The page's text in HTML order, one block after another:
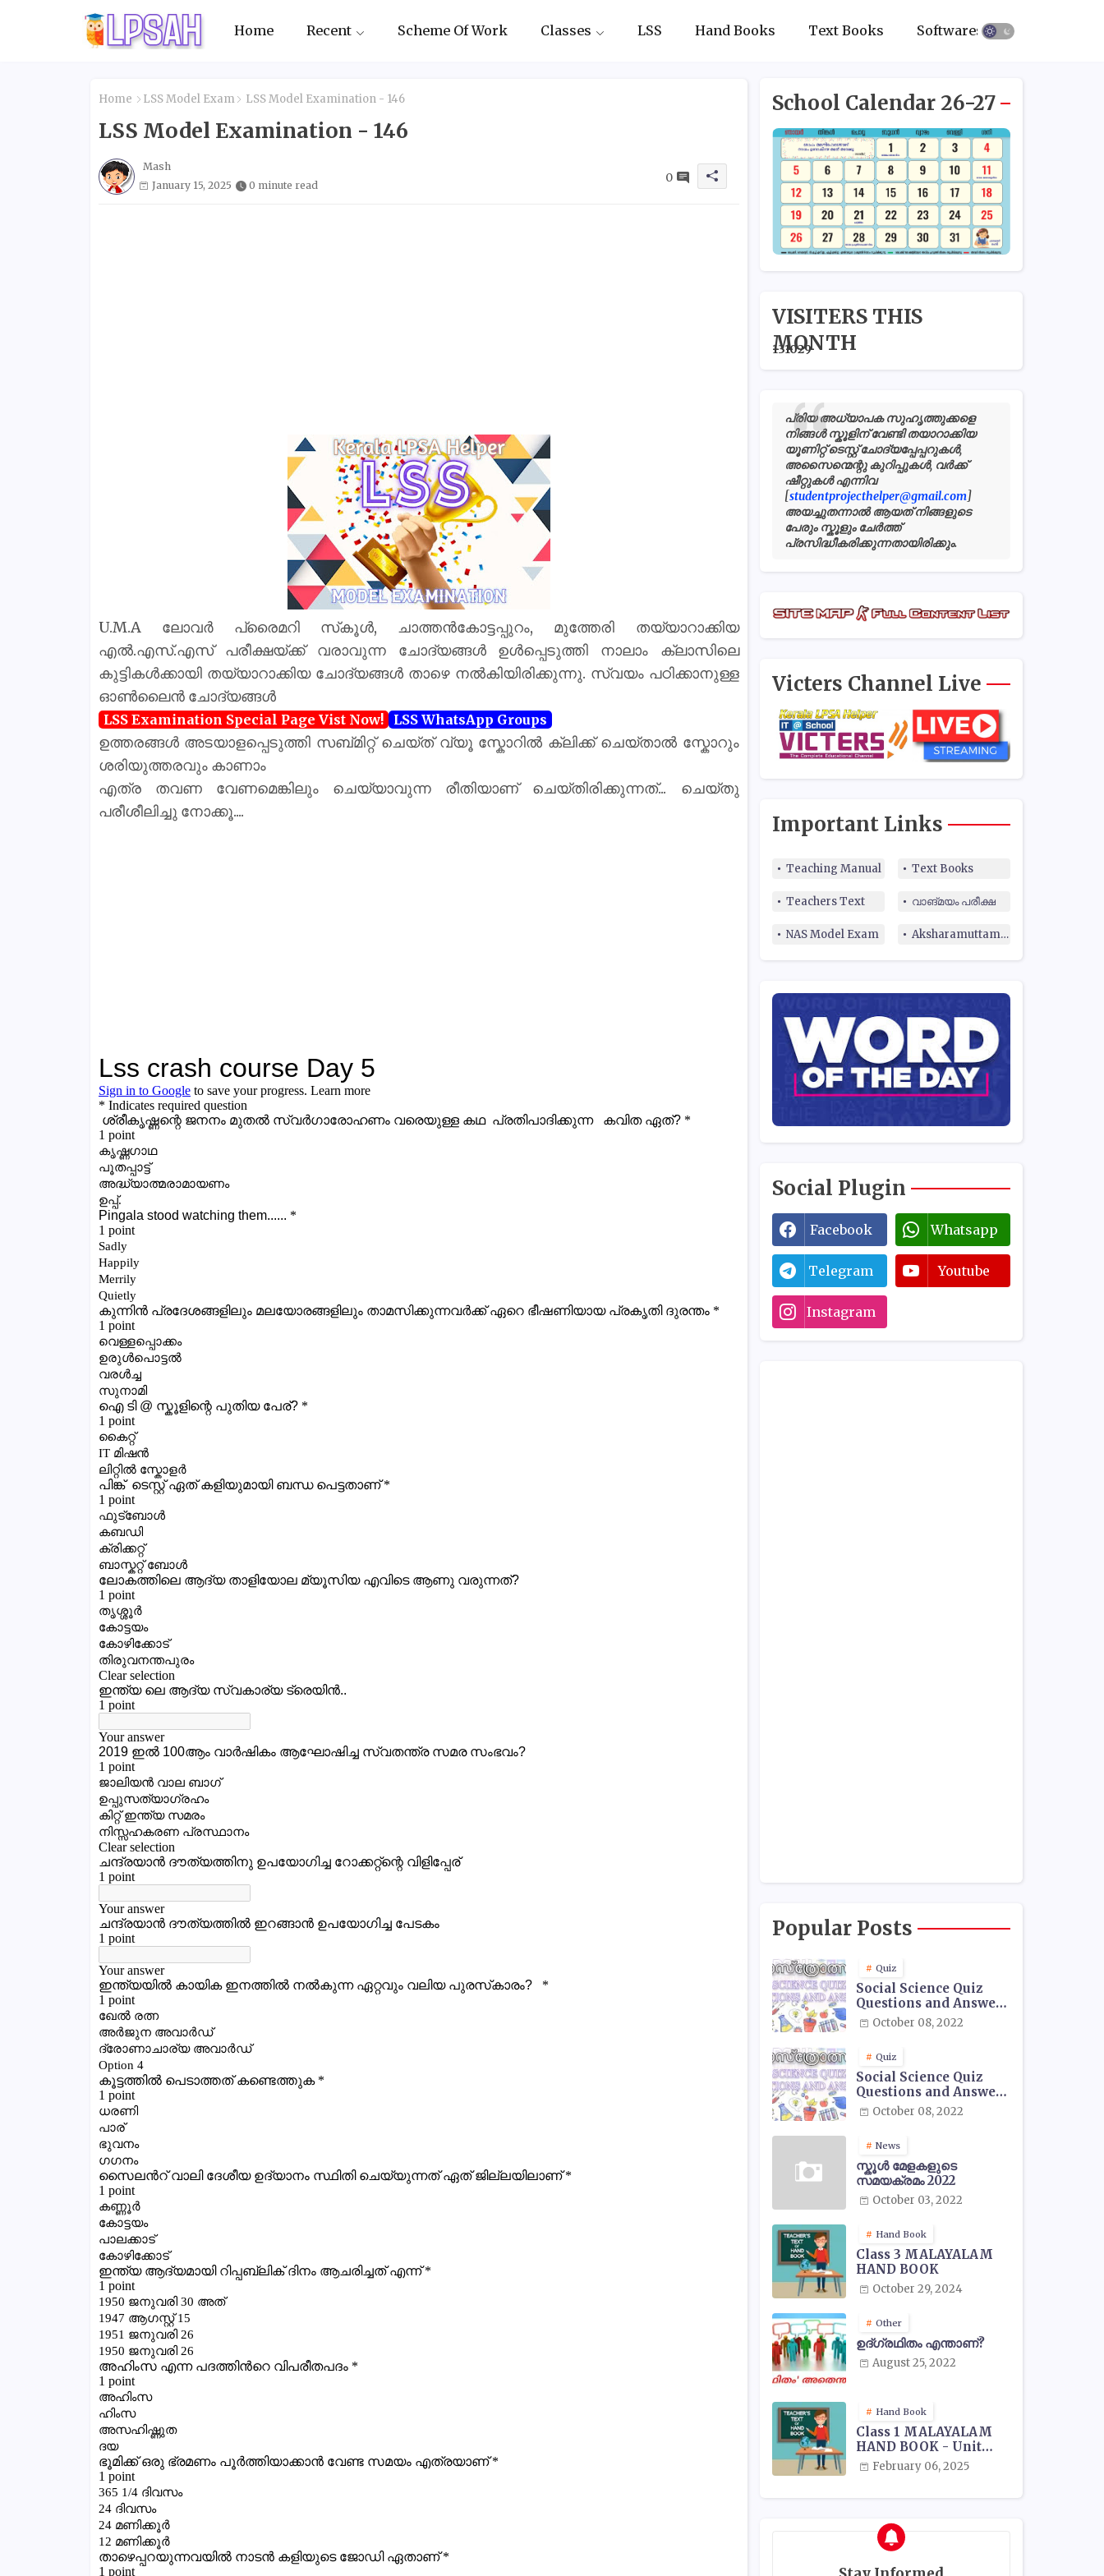
Home Recent Scheme Of Work Classes LSS Hand Books Text Books Softwares
Home LSS Model Exam LSS Model Examination - 146
LSS Model Examination - 146
Mash
January 15, 2025
0 minute read
0
U.M.A ലോവർ പ്രൈമറി സ്‌കൂൾ, ചാത്തൻകോട്ടപ്പുറം, മുത്തേരി തയ്യാറാക്കിയ
എൽ.എസ്.എസ് പരീക്ഷയ്‌ക്ക് വരാവുന്ന ചോദ്യങ്ങൾ ഉൾപ്പെടുത്തി നാലാം ക്ലാസിലെ
കുട്ടികൾക്കായി തയ്യാറാക്കിയ ചോദ്യങ്ങൾ താഴെ നൽകിയിരിക്കുന്നു. സ്വയം പഠിക്കാനുള്ള
ഓൺലൈൻ ചോദ്യങ്ങൾ
LSS Examination Special Page Vist Now! LSS WhatsApp Groups
ഉത്തരങ്ങൾ അടയാളപ്പെടുത്തി സബ്മിറ്റ് ചെയ്ത് വ്യൂ സ്കോറിൽ ക്ലിക്ക് ചെയ്താൽ സ്കോറും
ശരിയുത്തരവും കാണാം
എത്ര തവണ വേണമെങ്കിലും ചെയ്യാവുന്ന രീതിയാണ് ചെയ്തിരിക്കുന്നത്... ചെയ്തു
പരീശീലിച്ചു നോക്കൂ....
School Calendar 26-27
VISITERS THIS
MONTH
131029
പ്രിയ അധ്യാപക സുഹൃത്തുക്കളെ
നിങ്ങൾ സ്കൂളിന് വേണ്ടി തയാറാക്കിയ
യൂണിറ്റ് ടെസ്റ്റ് ചോദ്യപ്പേപ്പറുകൾ,
അസൈന്മെന്റു കുറിപ്പുകൾ, വർക്ക്
ഷീറ്റുകൾ എന്നിവ
[studentprojecthelper@gmail.com]
അയച്ചുതന്നാൽ ആയത് നിങ്ങളുടെ
പേരും സ്കൂളും ചേർത്ത്
പ്രസിദ്ധീകരിക്കുന്നതായിരിക്കും.
Victers Channel Live
Important Links
Teaching Manual Text Books
Teachers Text വാങ്മയം പരീക്ഷ
NAS Model Exam Aksharamuttam Quiz
Social Plugin
Facebook Whatsapp
Telegram Youtube
Instagram
Popular Posts
Quiz
Social Science Quiz
Questions and Answers
- 01October 08, 2022
Quiz
Social Science Quiz
Questions and Answers
- 02October 08, 2022
News
സ്കൂൾ മേളകളുടെ
സമയക്രമം 2022
October 03, 2022
Hand Book
Class 3 MALAYALAM
HAND BOOK
October 29, 2024
Other
ഉദ്ഗ്രഥിതം എന്താണ്?
August 25, 2022
Hand Book
Class 1 MALAYALAM
HAND BOOK - Unit
WiseFebruary 06, 2025